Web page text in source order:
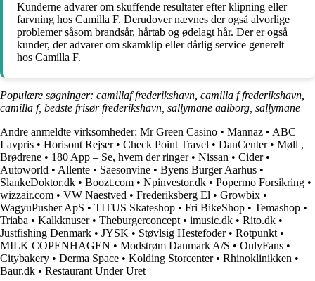
Kunderne advarer om skuffende resultater efter klipning eller
farvning hos Camilla F. Derudover nævnes der også alvorlige
problemer såsom brandsår, hårtab og ødelagt hår. Der er også
kunder, der advarer om skamklip eller dårlig service generelt
hos Camilla F.
Populære søgninger: camillaf frederikshavn, camilla f frederikshavn,
camilla f, bedste frisør frederikshavn, sallymane aalborg, sallymane
Andre anmeldte virksomheder: Mr Green Casino • Mannaz • ABC
Lavpris • Horisont Rejser• Check Point Travel • DanCenter• Møll ,
Brødrene • 180 App – Se, hvem der ringer• Nissan • Cider•
Autoworld • Allente • Saesonvine • Byens Burger Aarhus •
SlankeDoktor.dk • Boozt.com • Npinvestor.dk • Popermo Forsikring •
wizzair.com • VW Naestved • Frederiksberg El • Growbix •
WagyuPusher ApS • TITUS Skateshop • Fri BikeShop • Temashop •
Triaba • Kalkknuser• Theburgerconcept • imusic.dk • Rito.dk •
Justfishing Denmark • JYSK • Støvlsig Hestefoder• Rotpunkt •
MILK COPENHAGEN • Modstrøm Danmark A/S • OnlyFans •
Citybakery • Derma Space • Kolding Storcenter• Rhinoklinikken •
Baur.dk • Restaurant Under Uret